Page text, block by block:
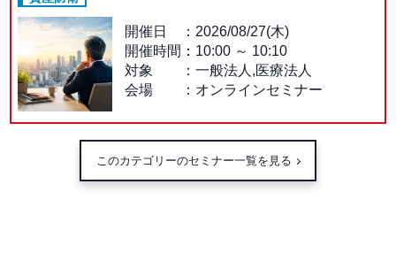
開催日
2026/08/27(木)
開催時間： 10:00～ 10:10
対象
一般法人,医療法人
会場
オンラインセミナー
このカテゴリーのセミナー一覧を見る